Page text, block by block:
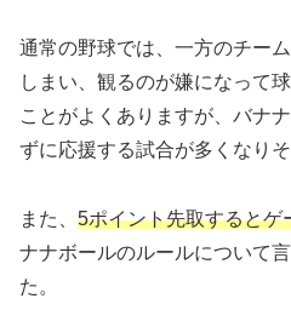
通常の野球では、一方のチー
しまい、観るのが嫌になって
ことがよくありますが、バナ
ずに応援する試合が多くなりそ
また、 5ポイント先取するとゲ
ナナボールのルールについて
た。